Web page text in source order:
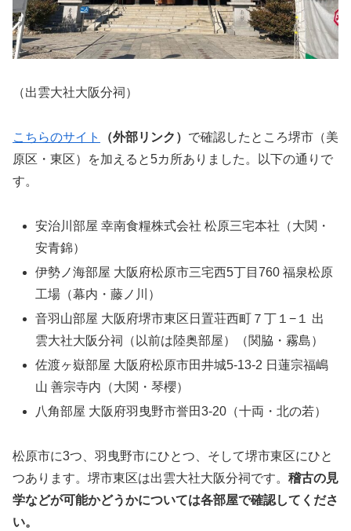
（出雲大社大阪分祠）
こちらのサイト （外部リンク） で確認したところ堺市（美
原区・東区）を加えると5カ所ありました。以下の通りで
す。
安治川部屋 幸南食糧株式会社 松原三宅本社（大関・
安青錦）
伊勢ノ海部屋 大阪府松原市三宅西5丁目760 福泉松原
工場（幕内・藤ノ川）
音羽山部屋 大阪府堺市東区日置荘西町７丁１−１ 出
雲大社大阪分祠（以前は陸奥部屋）（関脇・霧島）
佐渡ヶ嶽部屋 大阪府松原市田井城5-13-2 日蓮宗福嶋
山 善宗寺内（大関・琴櫻）
八角部屋 大阪府羽曳野市誉田3-20（十両・北の若）
松原市に3つ、羽曳野市にひとつ、そして堺市東区にひと
つあります。堺市東区は出雲大社大阪分祠です。 稽古の見
学などが可能かどうかについては各部屋で確認してくださ
い。